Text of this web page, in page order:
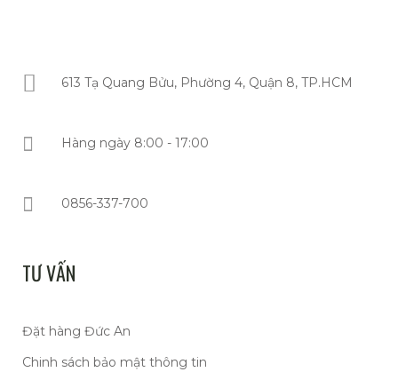
613 Tạ Quang Bửu, Phường 4, Quận 8, TP.HCM
Hàng ngày 8:00 - 17:00
0856-337-700
TƯ VẤN
Đặt hàng Đức An
Chinh sách bảo mật thông tin